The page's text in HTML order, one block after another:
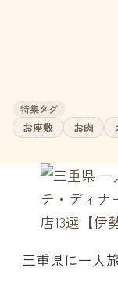
特集タグ
お座敷 お肉
三重県に一人